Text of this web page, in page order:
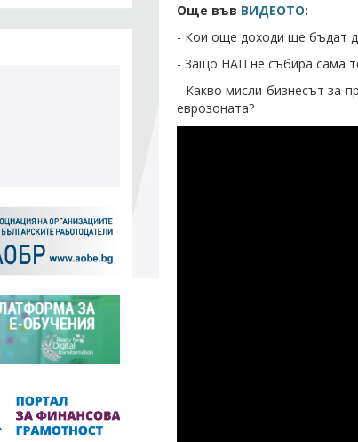
Още във ВИДЕОТО:
- Кои още доходи ще бъдат
- Защо НАП не събира сама
- Какво мисли бизнесът за
еврозоната?